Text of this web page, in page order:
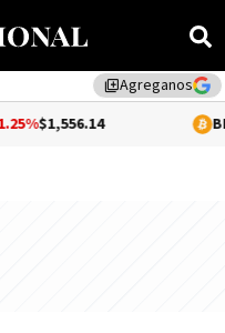
library_addAgreganos
BITCOIN-